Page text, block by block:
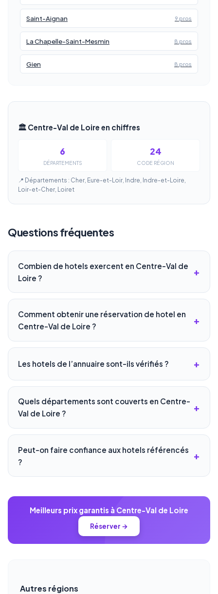
Saint-Aignan 9 pros
La Chapelle-Saint-Mesmin 8 pros
Gien 8 pros
🏛️ Centre-Val de Loire en chiffres
6
DÉPARTEMENTS
24
CODE RÉGION
📍 Départements : Cher, Eure-et-Loir, Indre, Indre-et-Loire,
Loir-et-Cher, Loiret
Questions fréquentes
Combien de hotels exercent en Centre-Val de
Loire ?
Comment obtenir une réservation de hotel en
Centre-Val de Loire ?
Les hotels de l’annuaire sont-ils vérifiés ?
Quels départements sont couverts en Centre-
Val de Loire ?
Peut-on faire confiance aux hotels référencés
?
Meilleurs prix garantis à Centre-Val de Loire
Réserver →
Autres régions